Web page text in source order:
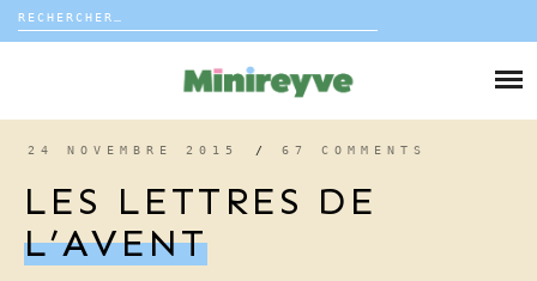
Rechercher :
DÉCO
24 NOVEMBRE 2015 / 67 COMMENTS
LES LETTRES DE
L’AVENT